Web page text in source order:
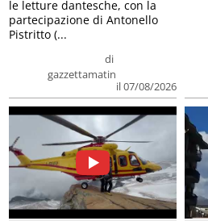
di
gazzettamatin
il 07/08/2026
le letture dantesche, con la
partecipazione di Antonello
Pistritto (...